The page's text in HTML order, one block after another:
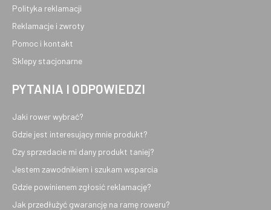
Polityka reklamacji
Reklamacje i zwroty
Pomoc i kontakt
Sklepy stacjonarne
PYTANIA I ODPOWIEDZI
Jaki rower wybrać?
Gdzie jest interesujący mnie produkt?
Czy sprzedacie mi dany produkt taniej?
Jestem zawodnikiem i szukam wsparcia
Gdzie powinienem zgłosić reklamację?
Jak przedłużyć gwarancję na ramę roweru?